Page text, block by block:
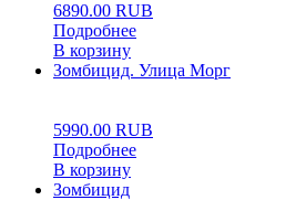
6890.00 RUB
Подробнее
В корзину
Зомбицид. Улица Морг
5990.00 RUB
Подробнее
В корзину
Зомбицид